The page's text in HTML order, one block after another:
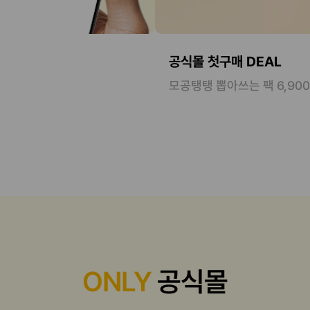
공식몰 첫구매 DEAL
모공탱탱 뽑아쓰는 팩
ONLY공식몰